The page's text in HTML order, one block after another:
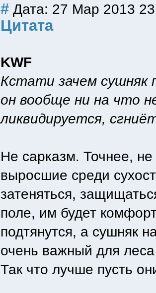
# Дата: 27 Мар 2013
Цитата
KWF
Кстати зачем сушняк
он вообще ни на что
ликвидируется,
Не сарказм. Точнее,
выросшие среди
затеняться,
поле, им будет
подтянутся, а сушняк
очень важный для
Так что лучше пусть